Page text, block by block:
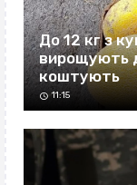
До 12 кг з
вирощують
коштують
11:15